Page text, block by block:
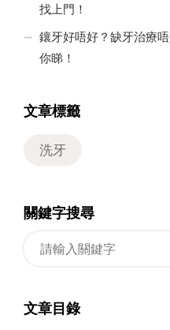
找上門！
鑲牙好唔好？缺牙治療
你睇！
文章標籤
洗牙
關鍵字搜尋
文章目錄